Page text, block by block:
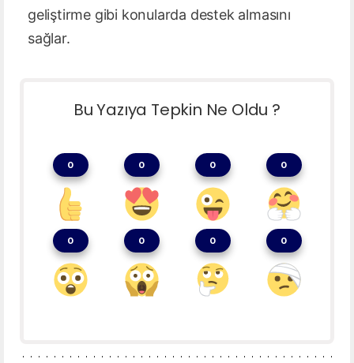
geliştirme gibi konularda destek almasını
sağlar.
Bu Yazıya Tepkin Ne Oldu ?
0 0 0 0
0 0 0 0